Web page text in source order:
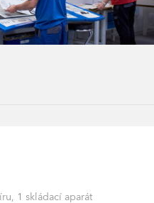
1 skládací aparát